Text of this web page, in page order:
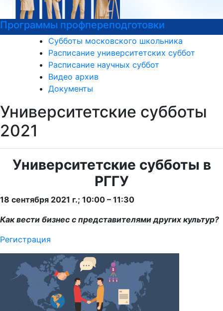
Программы профпереподготовки
Субботы московского школьника
Расписание университетских суббот
Расписание научных суббот
Видео архив
Документы
Университетские субботы
2021
Университетские субботы в
РГГУ
18 сентября 2021 г.; 10:00 – 11:30
Как вести бизнес с представителями других культур?
Регистрация